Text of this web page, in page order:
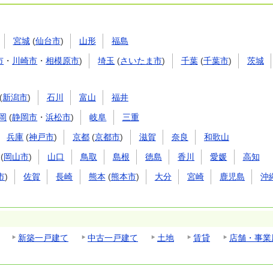
宮城(仙台市) 山形 福島
・ 川崎市 ・相模原市) 埼玉 (さいたま市) 千葉(千葉市)
茨城
(新潟市) 石川 富山 福井
(静岡市 ・浜松市) 岐阜 三重
兵庫 (神戸市) 京都 (京都市) 滋賀 奈良 和歌山
(岡山市) 山口 鳥取 島根 徳島 香川 愛媛 高知
) 佐賀 長崎 熊本 (熊本市) 大分 宮崎 鹿児島 沖
新築一戸建て 中古一戸建て 土地 賃貸
店舗・事業